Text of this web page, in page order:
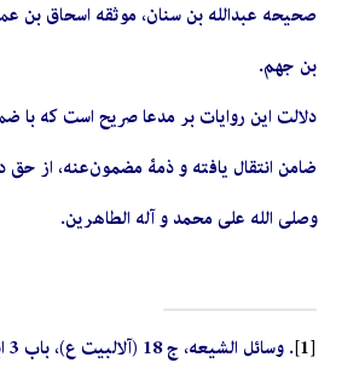
صحیحه عبدالله بن سنان، موثقه اسحاق بن
بن جهم.
دلالت این روایات بر مدعا صریح‌ است که با
ضامن انتقال یافته و ذمۀ مضمون‌عنه، از حق
وصلی الله علی محمد و آله الطاهرین.
[1]
.